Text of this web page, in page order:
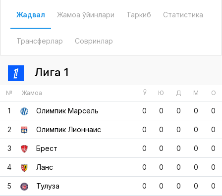
Жадвал Жамоа ўйинлари Таркиб Статистика
Трансферлар Совринлар
Лига 1
№ Жамоа Ў Ю Д М О
1 Олимпик Марсель 0 0 0 0 0
2 Олимпик Лионнаис 0 0 0 0 0
3 Брест 0 0 0 0 0
4 Ланс 0 0 0 0 0
5 Тулуза 0 0 0 0 0